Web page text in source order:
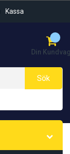
Kassa
Din
Sök